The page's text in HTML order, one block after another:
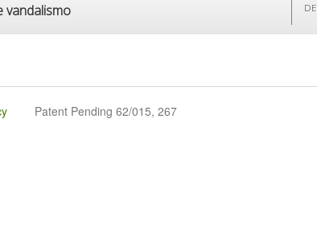
vandalismo
Patent Pending 62/015, 267